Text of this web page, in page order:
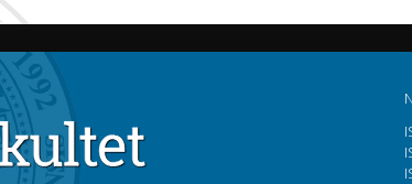
glavni